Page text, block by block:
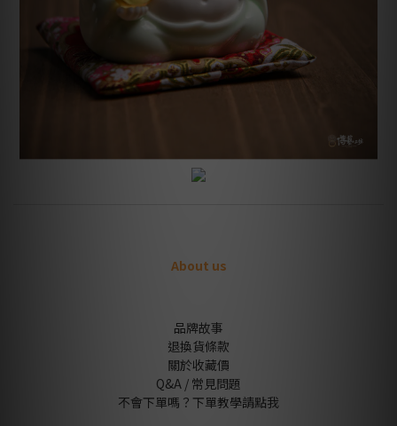
About us
品牌故事
退換貨條款
關於收藏價
Q&A / 常見問題
不會下單嗎？下單教學請點我